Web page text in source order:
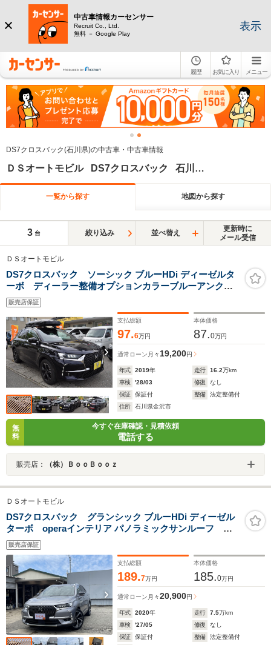
中古車情報カーセンサー
Recruit Co., Ltd.
無料 － Google Play
表示
履歴 お気に入り メニュー
DS7クロスバック(石川県)の中古車・中古車情報
ＤＳオートモビル DS7クロスバック 石川県
一覧から探す 地図から探す
3 台 絞り込み 並べ替え
更新時に
メール受信
ＤＳオートモビル
DS7クロスバック ソーシック ブルーHDi ディーゼルタ
ーボ ディーラー整備オプションカラーブルーアンク
ル ディーゼルターボ 衝突軽減ブレーキ レーンキー
プ アクティブクルコン ワイヤレス充電180°カメラ
ブルートゥース USB スペアキー 18インチアルミ
販売店保証
支払総額
97.6万円
本体価格
87.0万円
通常ローン 月々19,200円
年式 2019年 走行 16.2万km
車検
'28/03 修復
なし
保証
保証付 整備
法定整備付
住所
石川県金沢市
無
料
今すぐ在庫確認・見積依頼
電話する
販売店： （株）ＢｏｏＢｏｏｚ
ＤＳオートモビル
DS7クロスバック グランシック ブルーHDi ディーゼル
ターボ operaインテリア パノラミックサンルーフ ナ
イトビジョン シートベンチレーション
販売店保証
支払総額
189.7万円
本体価格
185.0万円
通常ローン 月々20,900円
年式 2020年 走行 7.5万km
車検
'27/05 修復
なし
保証
保証付 整備
法定整備付